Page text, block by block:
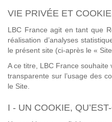
VIE PRIVÉE ET
LBC France agit en tant que
réalisation d’analyses
le présent site (ci-après le « Site
A ce titre, LBC France
transparente sur l’usage des
le Site.
I - UN COOKIE,